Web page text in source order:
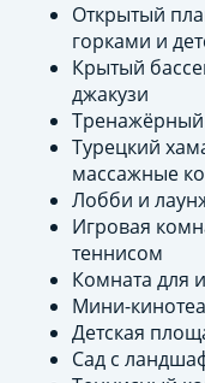
Открытый
горками и
Крытый
джакузи
Тренажёрный
Турецкий
массажные
Лобби и
Игровая
теннисом
Комната для
Мини-
Детская
Сад с